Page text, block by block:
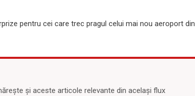
pentru cei care trec pragul celui mai nou aeroport din
și aceste articole relevante din același flux